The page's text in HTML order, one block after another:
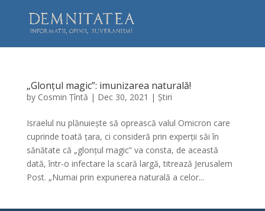
„Glonțul magic”: imunizarea naturală!
by Cosmin Țîntă | Dec 30, 2021 | Știri
Israelul nu plănuiește să oprească valul Omicron care
cuprinde toată țara, ci consideră prin experții săi în
sănătate că „glonțul magic” va consta, de această
dată, într-o infectare la scară largă, titrează Jerusalem
Post. „Numai prin expunerea naturală a celor...